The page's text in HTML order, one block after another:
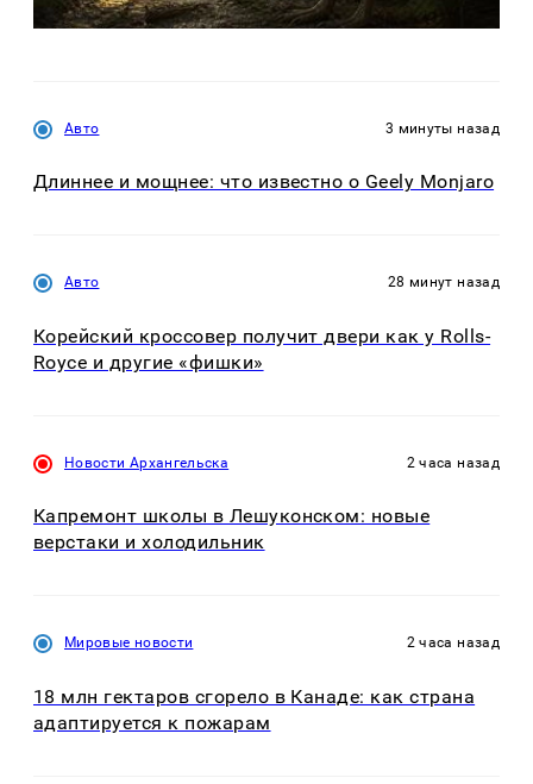
Авто 3 минуты назад
Длиннее и мощнее: что известно о Geely Monjaro
Авто 28 минут назад
Корейский кроссовер получит двери как у Rolls-
Royce и другие «фишки»
Новости Архангельска 2 часа назад
Капремонт школы в Лешуконском: новые
верстаки и холодильник
Мировые новости 2 часа назад
18 млн гектаров сгорело в Канаде: как страна
адаптируется к пожарам